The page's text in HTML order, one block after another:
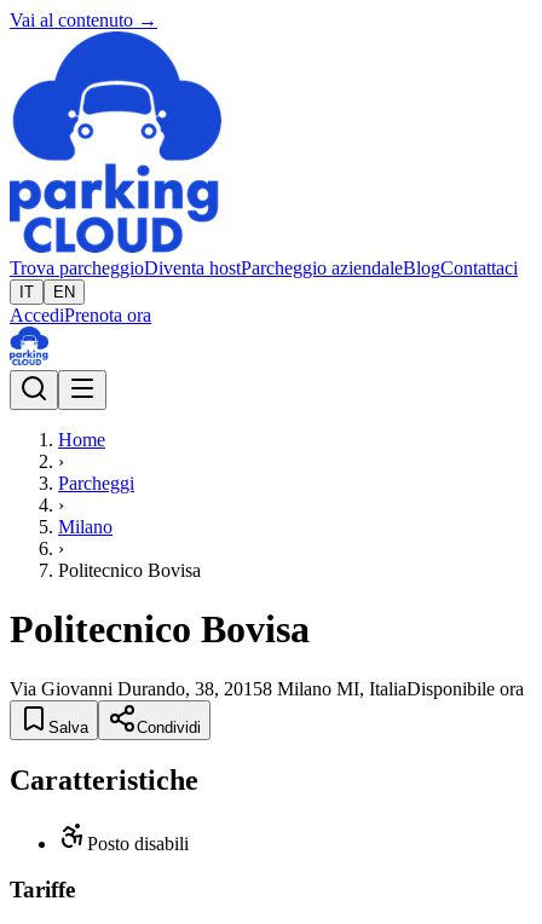
Vai al contenuto →
Trova parcheggioDiventa hostParcheggio aziendaleBlogContattaci
IT EN
AccediPrenota ora
Home
›
Parcheggi
›
Milano
›
Politecnico Bovisa
Politecnico Bovisa
Via Giovanni Durando, 38, 20158 Milano MI, ItaliaDisponibile ora
Salva Condividi
Caratteristiche
Posto disabili
Tariffe